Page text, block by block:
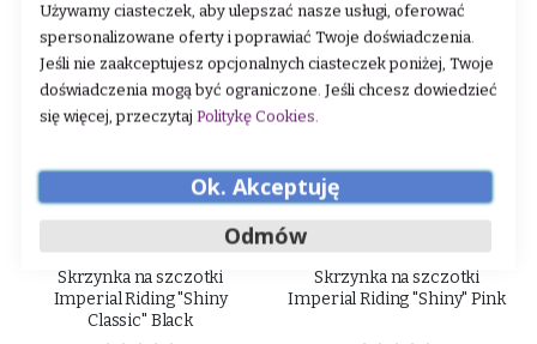
Skrzynka na szczotki
Imperial Riding "Shiny
Classic" Black
Skrzynka na szczotki
Imperial Riding "Shiny" Pink
Używamy ciasteczek, aby ulepszać nasze usługi, oferować
spersonalizowane oferty i poprawiać Twoje doświadczenia.
Jeśli nie zaakceptujesz opcjonalnych ciasteczek poniżej, Twoje
doświadczenia mogą być ograniczone. Jeśli chcesz dowiedzieć
się więcej, przeczytaj Politykę Cookies.
Ok. Akceptuję
Odmów